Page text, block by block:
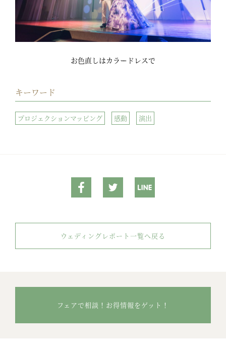
お色直しはカラードレスで
キーワード
プロジェクションマッピング 感動 演出
ウェディングレポート一覧へ戻る
フェアで相談！お得情報をゲット！